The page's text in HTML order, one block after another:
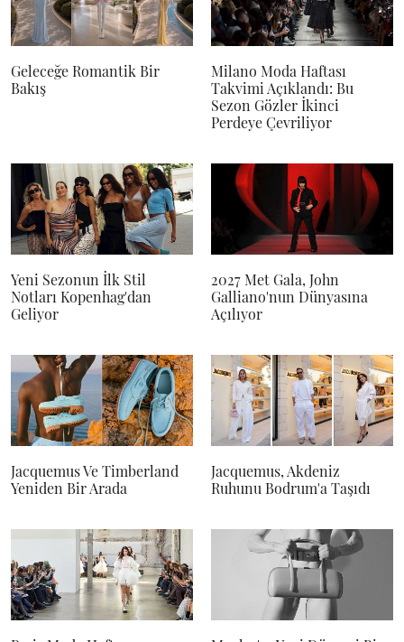
Geleceğe Romantik Bir
Bakış
Milano Moda Haftası
Takvimi Açıklandı: Bu
Sezon Gözler İkinci
Perdeye Çevriliyor
Yeni Sezonun İlk Stil
Notları Kopenhag'dan
Geliyor
2027 Met Gala, John
Galliano'nun Dünyasına
Açılıyor
Jacquemus Ve Timberland
Yeniden Bir Arada
Jacquemus, Akdeniz
Ruhunu Bodrum'a Taşıdı